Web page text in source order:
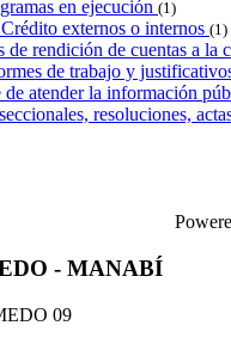
en ejecución (1)
externos o internos (1)
de rendición de cuentas a la
de trabajo y
de atender la información
resoluciones,
- MANABÍ